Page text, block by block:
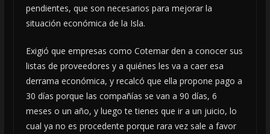
pendientes, que son necesarios para mejorar la
situación económica de la Isla.
Exigió que empresas como Cotemar den a conocer sus
listas de proveedores y a quiénes les va a caer esa
derrama económica, y recalcó que ella propone pago a
30 días porque las compañías se van a 90 días, 6
meses o un año, y luego te tienes que ir a un juicio, lo
cual ya no es procedente porque rara vez sale a favor